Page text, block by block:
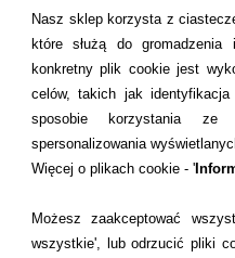
Nasz sklep korzysta z
które służą do gromadzenia
konkretny plik cookie jest
celów, takich jak
sposobie korzystania
spersonalizowania
Więcej o plikach cookie - '
Możesz zaakceptować
wszystkie', lub odrzucić pliki
INFORMACJE
Informacje
Dostawcy